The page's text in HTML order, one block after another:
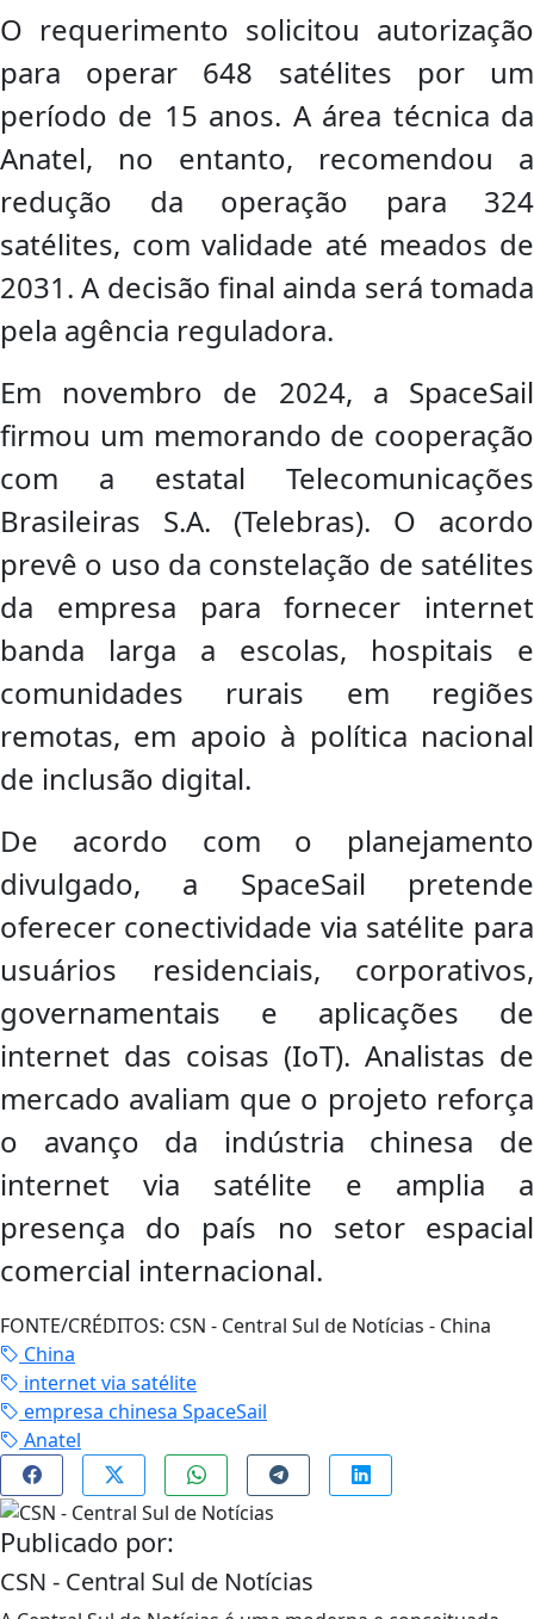
O requerimento solicitou autorização
para operar 648 satélites por um
período de 15 anos. A área técnica da
Anatel, no entanto, recomendou a
redução da operação para 324
satélites, com validade até meados de
2031. A decisão final ainda será tomada
pela agência reguladora.
Em novembro de 2024, a SpaceSail
firmou um memorando de cooperação
com a estatal Telecomunicações
Brasileiras S.A. (Telebras). O acordo
prevê o uso da constelação de satélites
da empresa para fornecer internet
banda larga a escolas, hospitais e
comunidades rurais em regiões
remotas, em apoio à política nacional
de inclusão digital.
De acordo com o planejamento
divulgado, a SpaceSail pretende
oferecer conectividade via satélite para
usuários residenciais, corporativos,
governamentais e aplicações de
internet das coisas (IoT). Analistas de
mercado avaliam que o projeto reforça
o avanço da indústria chinesa de
internet via satélite e amplia a
presença do país no setor espacial
comercial internacional.
FONTE/CRÉDITOS: CSN - Central Sul de Notícias - China
China
internet via satélite
empresa chinesa SpaceSail
Anatel
Publicado por:
CSN - Central Sul de Notícias